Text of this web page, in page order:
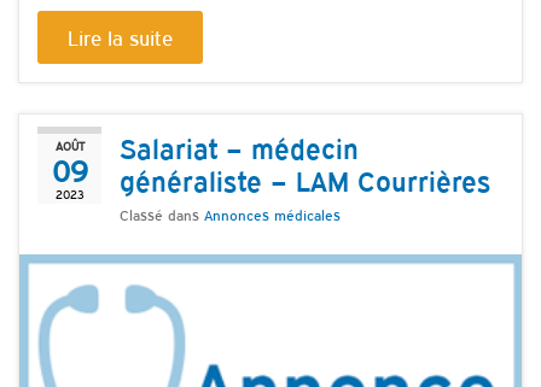
Lire la suite
AOÛT
09
2023
Salariat – médecin
généraliste – LAM Courrières
Classé dans Annonces médicales